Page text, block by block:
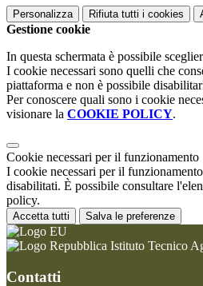
Personalizza Rifiuta tutti i cookies
Gestione cookie
In questa schermata è possibile
I cookie necessari sono quelli che
piattaforma e non è possibile
Per conoscere quali sono i cookie
visionare la COOKIE POLICY.
Cookie necessari per il funzionamento
I cookie necessari per il
disabilitati. È possibile consultare
policy.
Accetta tutti Salva le preferenze
Istituto Tecnico
Contatti